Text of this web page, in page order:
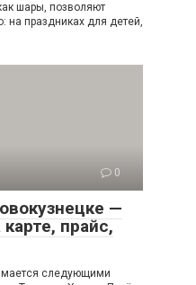
шары, позволяют
на праздниках для детей,
0
—
прайс,
следующими